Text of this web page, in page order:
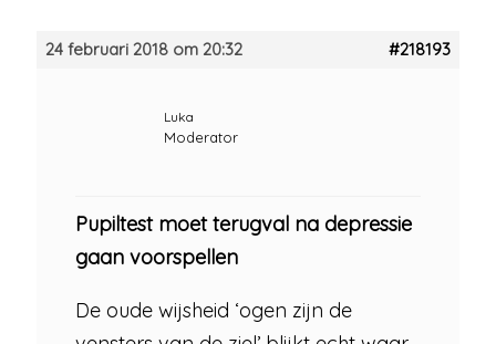
24 februari 2018 om 20:32 #218193
Luka
Moderator
Pupiltest moet terugval na depressie
gaan voorspellen
De oude wijsheid ‘ogen zijn de